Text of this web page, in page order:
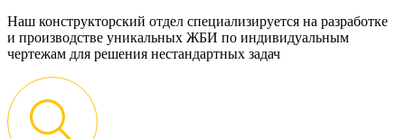
Наш конструкторский отдел специализируется на разработке
и производстве уникальных ЖБИ по индивидуальным
чертежам для решения нестандартных задач